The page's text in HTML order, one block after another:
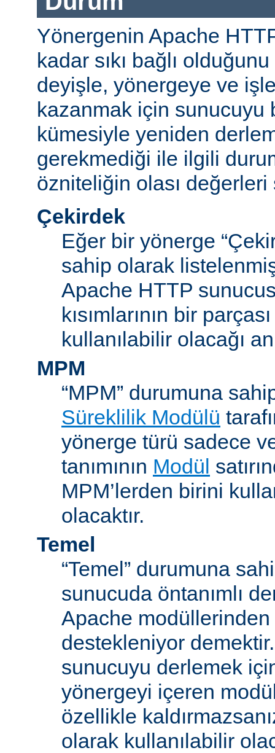
Yönergenin Apache
kadar sıkı bağlı
deyişle, yönergeye ve
kazanmak için sunucuyu
kümesiyle yeniden
gerekmediği ile ilgili
özniteliğin olası değerleri
Çekirdek
Eğer bir yönerge
sahip olarak
Apache HTTP
kısımlarının bir
kullanılabilir olacağı
MPM
“MPM” durumuna
Süreklilik Modülü
yönerge türü sadece
tanımının Modül
MPM’lerden birini
olacaktır.
Temel
“Temel” durumuna
sunucuda öntanımlı
Apache modüllerinden
destekleniyor
sunucuyu derlemek
yönergeyi içeren
özellikle
olarak kullanılabilir